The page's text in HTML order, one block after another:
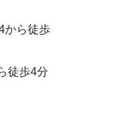
から徒歩
徒歩4分